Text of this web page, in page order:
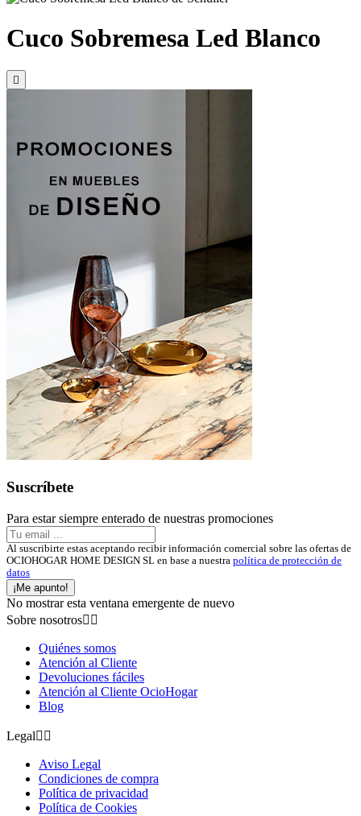
Cuco Sobremesa Led Blanco

Suscríbete
Para estar siempre enterado de nuestras promociones
Al suscribirte estas aceptando recibir información comercial sobre las ofertas de
OCIOHOGAR HOME DESIGN SL en base a nuestra política de protección de
datos
¡Me apunto!
No mostrar esta ventana emergente de nuevo
Sobre nosotros 
Quiénes somos
Atención al Cliente
Devoluciones fáciles
Atención al Cliente OcioHogar
Blog
Legal 
Aviso Legal
Condiciones de compra
Política de privacidad
Política de Cookies